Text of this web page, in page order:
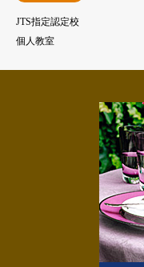
JTS指定認定校
個人教室